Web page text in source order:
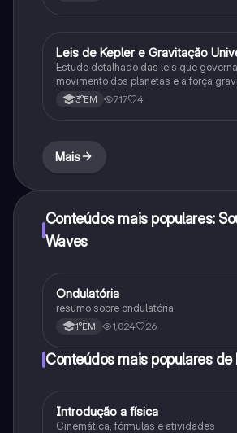
Ciência
Leis de Kepler e Gravitação
Estudo detalhado das leis que
movimento dos planetas e a força
corpos3°EM 717 4
Mais
Conteúdos mais populares:
Waves
Física
Ondulatória
resumo sobre ondulatória
1°EM 1,024 26
Conteúdos mais populares de
Física
Introdução a física
Cinemática, fórmulas e atividades